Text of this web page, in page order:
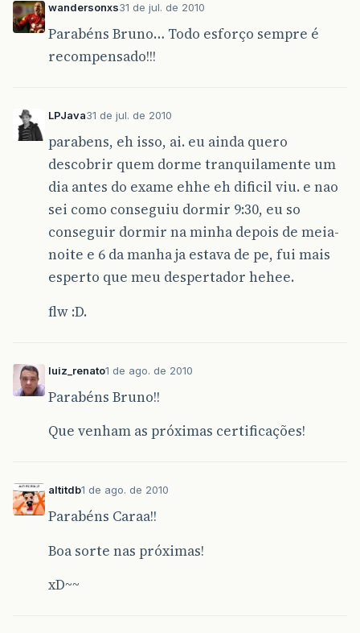
wandersonxs31 de jul. de 2010
Parabéns Bruno… Todo esforço sempre é
recompensado!!!
LPJava31 de jul. de 2010
parabens, eh isso, ai. eu ainda quero
descobrir quem dorme tranquilamente um
dia antes do exame ehhe eh dificil viu. e nao
sei como conseguiu dormir 9:30, eu so
conseguir dormir na minha depois de meia-
noite e 6 da manha ja estava de pe, fui mais
esperto que meu despertador hehee.
flw :D.
luiz_renato1 de ago. de 2010
Parabéns Bruno!!
Que venham as próximas certificações!
altitdb1 de ago. de 2010
Parabéns Caraa!!
Boa sorte nas próximas!
xD~~